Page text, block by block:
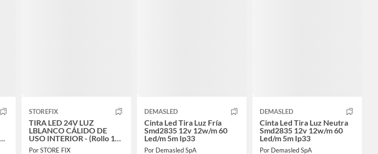
STOREFIX
TIRA LED 24V LUZ
LBLANCO CÁLIDO DE
USO INTERIOR - (Rollo 15
mts)
Por STORE FIX
DEMASLED
Cinta Led Tira Luz Fría
Smd2835 12v 12w/m 60
Led/m 5m Ip33
Por Demasled SpA
DEMASLED
Cinta Led Tira Luz Neutra
Smd2835 12v 12w/m 60
Led/m 5m Ip33
Por Demasled SpA